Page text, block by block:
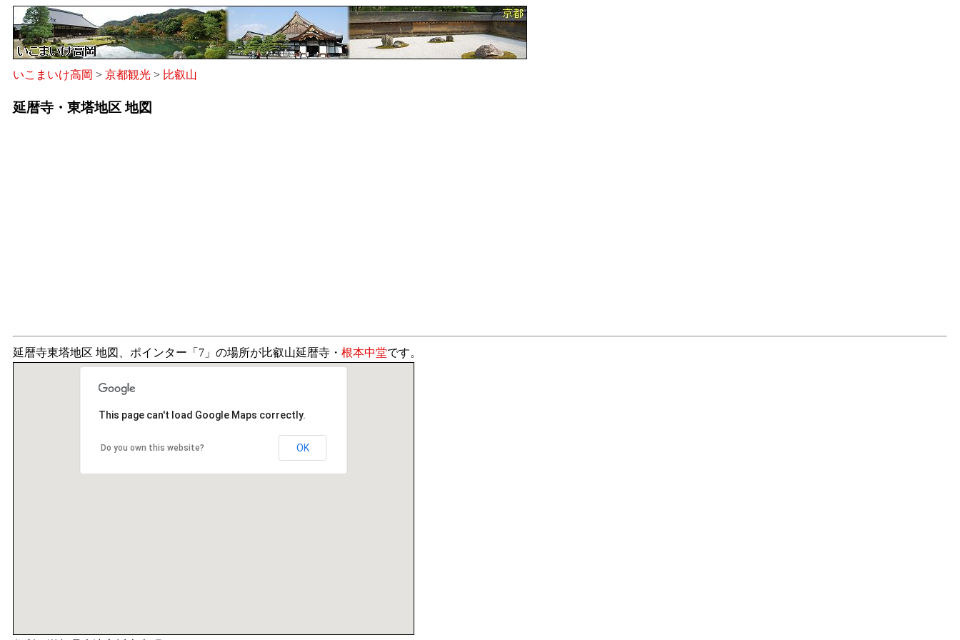
いこまいけ高岡 > 京都観光 > 比叡山
延暦寺・東塔地区 地図
延暦寺東塔地区 地図、ポインター「7」の場所が比叡山延暦寺・ 根本中堂です。
This page can't load Google Maps correctly.
Do you own this website? OK